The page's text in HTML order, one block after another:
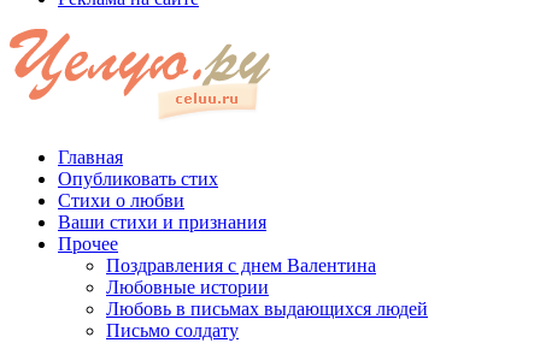
Главная
Опубликовать стих
Стихи о любви
Ваши стихи и признания
Прочее
Поздравления с днем Валентина
Любовные истории
Любовь в письмах выдающихся людей
Письмо солдату